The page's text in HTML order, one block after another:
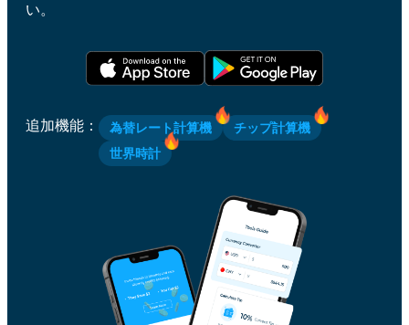
い。
追加機能 ： 為替レート計算機
チップ計算機
世界時計